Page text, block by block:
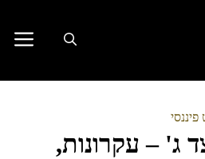
ג' – עקרונות,